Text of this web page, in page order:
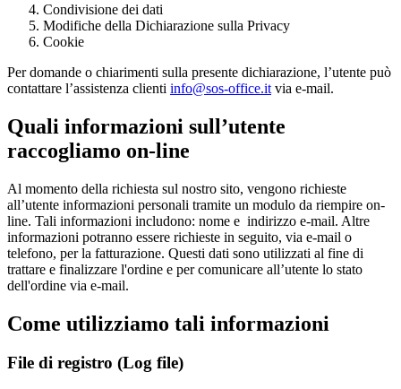
Condivisione dei dati
Modifiche della Dichiarazione sulla Privacy
Cookie
Per domande o chiarimenti sulla presente dichiarazione, l’utente può
contattare l’assistenza clienti info@sos-office.it via e-mail.
Quali informazioni sull’utente
raccogliamo on-line
Al momento della richiesta sul nostro sito, vengono richieste
all’utente informazioni personali tramite un modulo da riempire on-
line. Tali informazioni includono: nome e indirizzo e-mail. Altre
informazioni potranno essere richieste in seguito, via e-mail o
telefono, per la fatturazione. Questi dati sono utilizzati al fine di
trattare e finalizzare l'ordine e per comunicare all’utente lo stato
dell'ordine via e-mail.
Come utilizziamo tali informazioni
File di registro (Log file)